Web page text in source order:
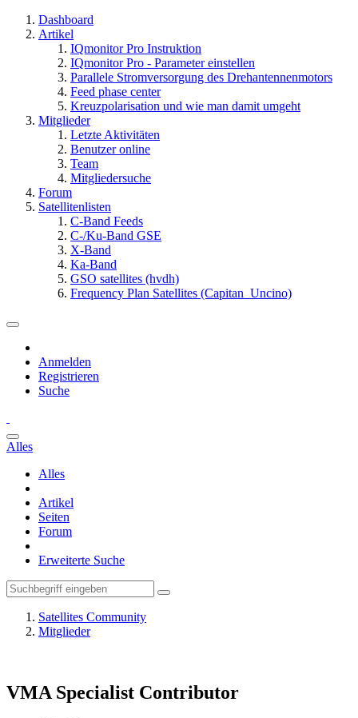
Dashboard
Artikel
IQmonitor Pro Instruktion
IQmonitor Pro - Parameter einstellen
Parallele Stromversorgung des Drehantennenmotors
Feed phase center
Kreuzpolarisation und wie man damit umgeht
Mitglieder
Letzte Aktivitäten
Benutzer online
Team
Mitgliedersuche
Forum
Satellitenlisten
C-Band Feeds
C-/Ku-Band GSE
X-Band
Ka-Band
GSO satellites (hvdh)
Frequency Plan Satellites (Capitan_Uncino)
Anmelden
Registrieren
Suche
Alles
Alles
Artikel
Seiten
Forum
Erweiterte Suche
Satellites Community
Mitglieder
VMA Specialist Contributor